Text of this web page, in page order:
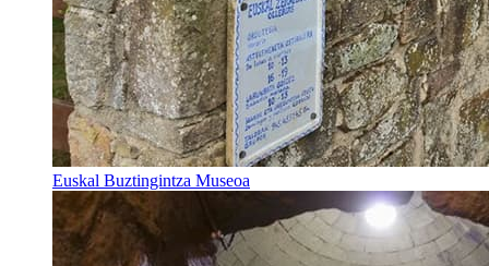
Euskal Buztingintza Museoa